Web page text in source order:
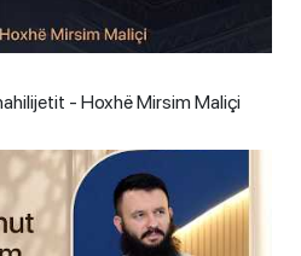
- Hoxhë Mirsim Maliçi